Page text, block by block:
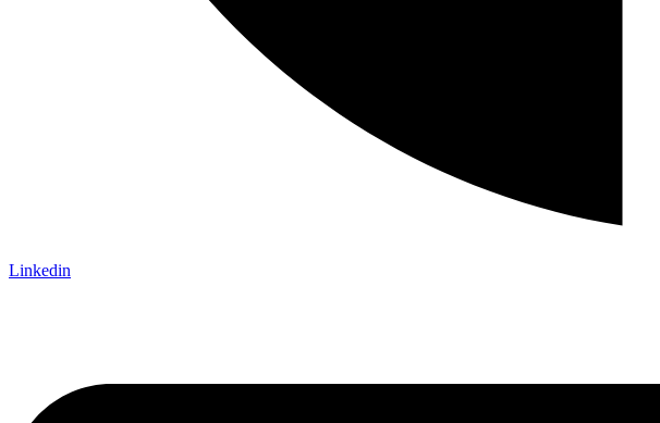
Linkedin